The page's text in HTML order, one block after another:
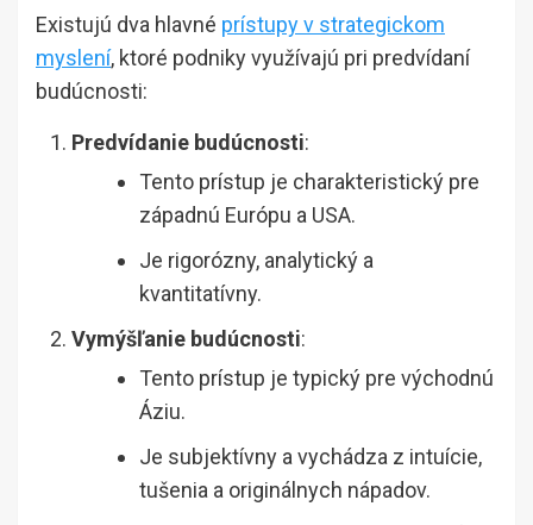
Existujú dva hlavné prístupy v strategickom
myslení, ktoré podniky využívajú pri predvídaní
budúcnosti:
Predvídanie budúcnosti:
Tento prístup je charakteristický pre
západnú Európu a USA.
Je rigorózny, analytický a
kvantitatívny.
Vymýšľanie budúcnosti:
Tento prístup je typický pre východnú
Áziu.
Je subjektívny a vychádza z intuície,
tušenia a originálnych nápadov.